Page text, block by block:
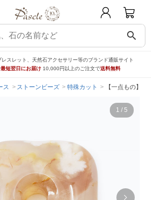
search
スレット、天然石アクセサリー等のブランド通販サイト
最短翌日にお届け 10,000円以上のご注文で送料無料
ス ストーンビーズ 特殊カット 【一点もの】
1 / 5